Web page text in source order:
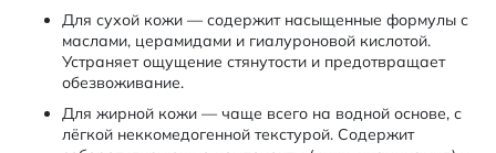
Для сухой кожи — содержит насыщенные формулы с
маслами, церамидами и гиалуроновой кислотой.
Устраняет ощущение стянутости и предотвращает
обезвоживание.
Для жирной кожи — чаще всего на водной основе, с
лёгкой неккомедогенной текстурой. Содержит